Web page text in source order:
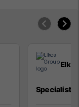
Specialist